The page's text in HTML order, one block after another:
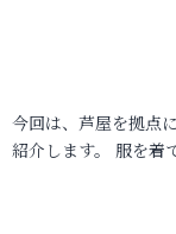
今回は、芦屋を拠点
紹介します。 服を着